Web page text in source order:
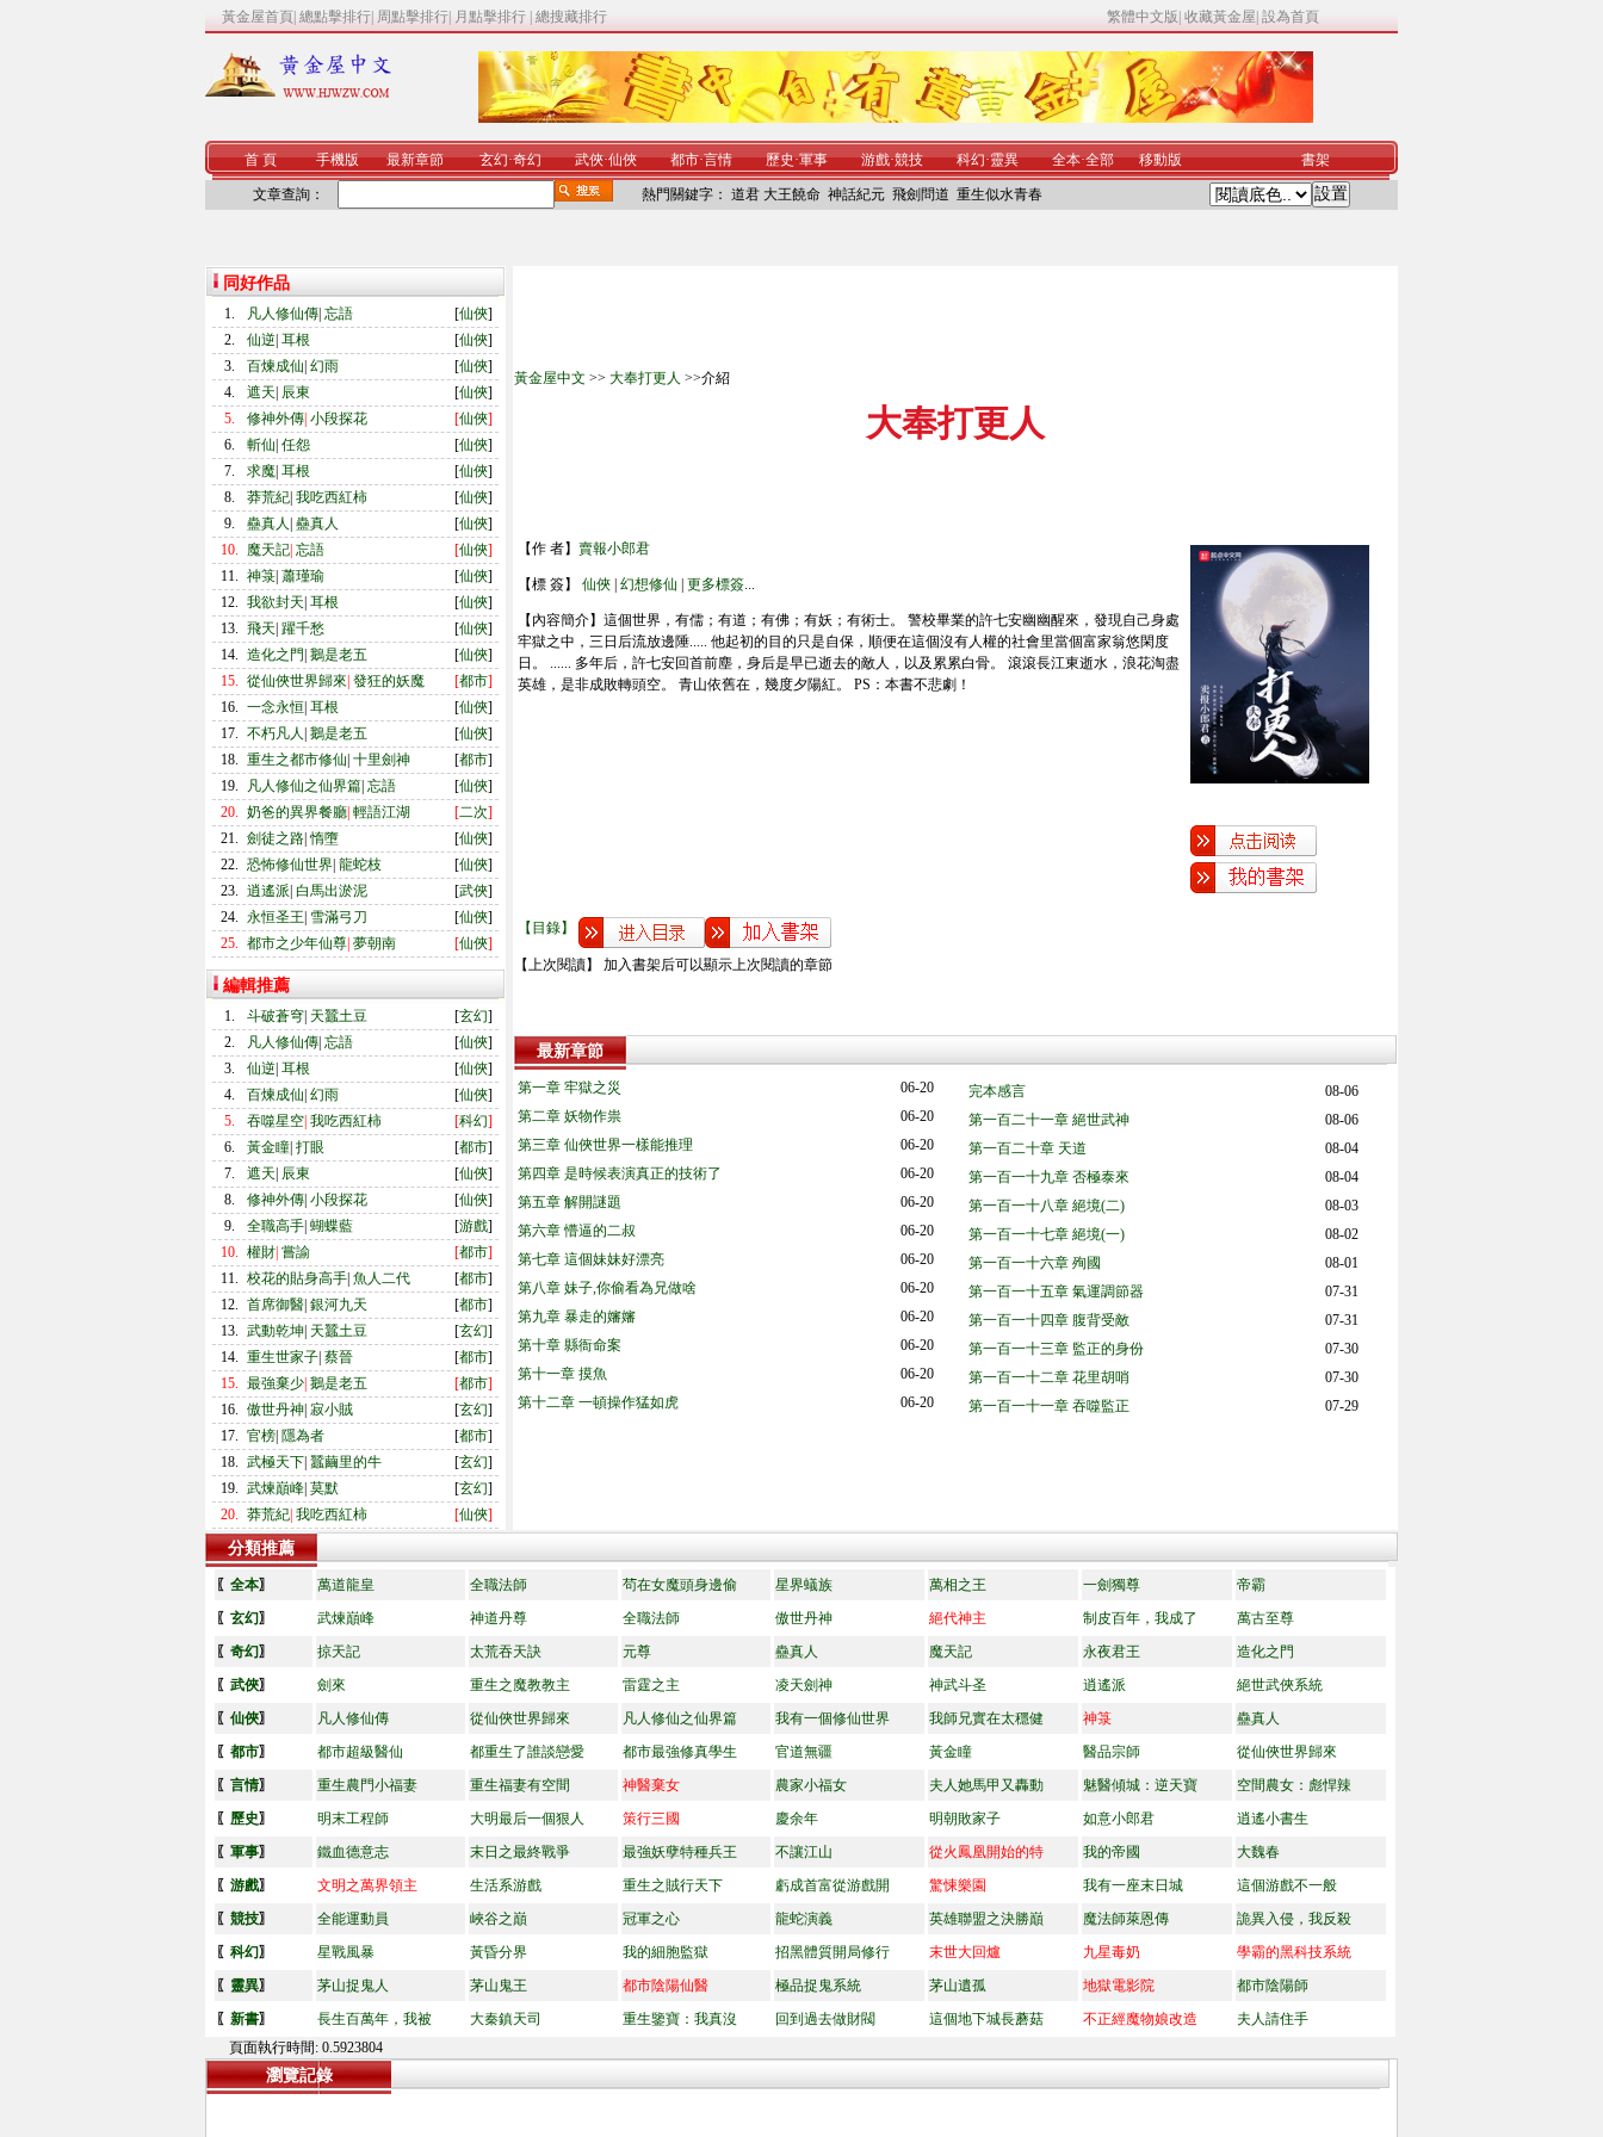
黃金屋首頁 總點擊排行 周點擊排行 月點擊排行 總搜藏排行 繁體中文版 收藏黃金屋 設為首頁
首 頁 手機版 最新章節 玄幻·奇幻 武俠·仙俠 都市·言情 歷史·軍事 游戲·競技 科幻·靈異 全本·全部 移動版 書架
文章查詢： 熱門關鍵字： 道君 大王饒命 神話紀元 飛劍問道 重生似水青春
同好作品
1. 凡人修仙傳 忘語 [仙俠]
2.
仙逆 耳根 [仙俠]
3.
百煉成仙 幻雨 [仙俠]
4.
遮天 辰東 [仙俠]
5.
修神外傳 小段探花 [仙俠]
6.
斬仙 任怨 [仙俠]
7.
求魔 耳根 [仙俠]
8.
莽荒紀 我吃西紅柿 [仙俠]
9.
蠱真人 蠱真人 [仙俠]
10.
魔天記 忘語 [仙俠]
11. 神箓 蕭瑾瑜 [仙俠]
12. 我欲封天 耳根 [仙俠]
13. 飛天 躍千愁 [仙俠]
14. 造化之門 鵝是老五 [仙俠]
15. 從仙俠世界歸來 發狂的妖魔 [都市]
16. 一念永恒 耳根 [仙俠]
17. 不朽凡人 鵝是老五 [仙俠]
18. 重生之都市修仙 十里劍神 [都市]
19.
凡人修仙之仙界篇 忘語 [仙俠]
20. 奶爸的異界餐廳 輕語江湖 [二次]
21. 劍徒之路 |惰墮 [仙俠]
22. 恐怖修仙世界 龍蛇枝 [仙俠]
23. 逍遙派 白馬出淤泥 [武俠]
24. 永恒圣王 雪滿弓刀 [仙俠]
25. 都市之少年仙尊 夢朝南 [仙俠]
編輯推薦
1. 斗破蒼穹 天蠶土豆 [玄幻]
2.
凡人修仙傳 忘語 [仙俠]
3.
仙逆 耳根 [仙俠]
4.
百煉成仙 幻雨 [仙俠]
5.
吞噬星空 我吃西紅柿 [科幻]
6.
黃金瞳 打眼 [都市]
7.
遮天 辰東 [仙俠]
8.
修神外傳 小段探花 [仙俠]
9.
全職高手 蝴蝶藍 [游戲]
10. 權財 嘗諭 [都市]
11. 校花的貼身高手 魚人二代 [都市]
12. 首席御醫 銀河九天 [都市]
13. 武動乾坤 天蠶土豆 [玄幻]
14. 重生世家子 蔡晉 [都市]
15. 最強棄少 鵝是老五 [都市]
16. 傲世丹神 寂小賊 [玄幻]
17. 官榜 隱為者 [都市]
18. 武極天下 蠶繭里的牛 [玄幻]
19. 武煉巔峰 莫默 [玄幻]
20. 莽荒紀 我吃西紅柿 [仙俠]
黃金屋中文 >> 大奉打更人 >>介紹
大奉打更人
【作 者】 賣報小郎君
【標 簽】 仙俠 幻想修仙 更多標簽...
【內容簡介】這個世界，有儒；有道；有佛；有妖；有術士。 警校畢業的許七安幽幽醒來，發現自己身處
牢獄之中，三日后流放邊陲..... 他起初的目的只是自保，順便在這個沒有人權的社會里當個富家翁悠閑度
日。 ...... 多年后，許七安回首前塵，身后是早已逝去的敵人，以及累累白骨。 滾滾長江東逝水，浪花淘盡
英雄，是非成敗轉頭空。 青山依舊在，幾度夕陽紅。 PS：本書不悲劇！
【目錄】
【上次閱讀】 加入書架后可以顯示上次閱讀的章節
最新章節
第一章 牢獄之災
06-20
第二章 妖物作祟
06-20
第三章 仙俠世界一樣能推理
06-20
第四章 是時候表演真正的技術了
06-20
第五章 解開謎題
06-20
第六章 懵逼的二叔
06-20
第七章 這個妹妹好漂亮
06-20
第八章 妹子,你偷看為兄做啥
06-20
第九章 暴走的嬸嬸
06-20
第十章 縣衙命案
06-20
第十一章 摸魚
06-20
第十二章 一頓操作猛如虎
06-20
完本感言
08-06
第一百二十一章 絕世武神
08-06
第一百二十章 天道
08-04
第一百一十九章 否極泰來
08-04
第一百一十八章 絕境(二)
08-03
第一百一十七章 絕境(一)
08-02
第一百一十六章 殉國
08-01
第一百一十五章 氣運調節器
07-31
第一百一十四章 腹背受敵
07-31
第一百一十三章 監正的身份
07-30
第一百一十二章 花里胡哨
07-30
第一百一十一章 吞噬監正
07-29
分類推薦
〖 全本〗 萬道龍皇 全職法師 茍在女魔頭身邊偷 星界蟻族 萬相之王 一劍獨尊
帝霸
〖 玄幻〗 武煉巔峰 神道丹尊 全職法師 傲世丹神 絕代神主 制皮百年，我成了
萬古至尊
〖 奇幻〗 掠天記 太荒吞天訣 元尊 蠱真人 魔天記 永夜君王
造化之門
〖 武俠〗 劍來 重生之魔教教主 雷霆之主 凌天劍神 神武斗圣 逍遙派
絕世武俠系統
〖 仙俠〗 凡人修仙傳 從仙俠世界歸來 凡人修仙之仙界篇 我有一個修仙世界 我師兄實在太穩健 神箓
蠱真人
〖 都市〗 都市超級醫仙 都重生了誰談戀愛 都市最強修真學生 官道無疆 黃金瞳 醫品宗師
從仙俠世界歸來
〖 言情〗 重生農門小福妻 重生福妻有空間 神醫棄女 農家小福女 夫人她馬甲又轟動 魅醫傾城：逆天寶
空間農女：彪悍辣
〖 歷史〗 明末工程師 大明最后一個狠人 策行三國 慶余年 明朝敗家子 如意小郎君
逍遙小書生
〖 軍事〗 鐵血德意志 末日之最終戰爭 最強妖孽特種兵王 不讓江山 從火鳳凰開始的特 我的帝國
大魏春
〖 游戲〗 文明之萬界領主 生活系游戲 重生之賊行天下 虧成首富從游戲開 驚悚樂園 我有一座末日城
這個游戲不一般
〖 競技〗 全能運動員 峽谷之巔 冠軍之心 龍蛇演義 英雄聯盟之決勝巔 魔法師萊恩傳
詭異入侵，我反殺
〖 科幻〗 星戰風暴 黃昏分界 我的細胞監獄 招黑體質開局修行 末世大回爐 九星毒奶
學霸的黑科技系統
〖 靈異〗 茅山捉鬼人 茅山鬼王 都市陰陽仙醫 極品捉鬼系統 茅山遺孤 地獄電影院
都市陰陽師
〖 新書〗 長生百萬年，我被 大秦鎮天司 重生鑒寶：我真沒 回到過去做財閥 這個地下城長蘑菇 不正經魔物娘改造
夫人請住手
頁面執行時間: 0.5923804
瀏覽記錄